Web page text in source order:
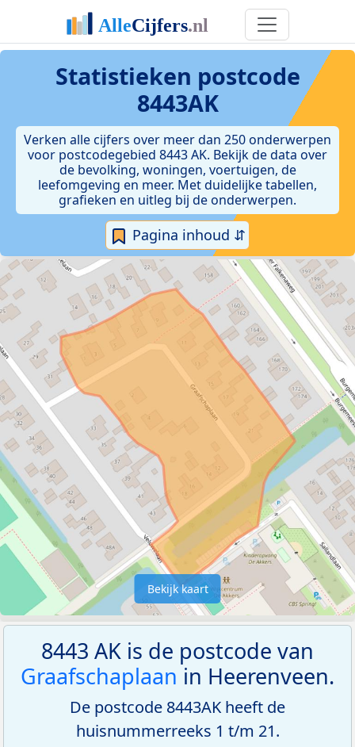
Statistieken postcode
8443AK
Verken alle cijfers over meer dan 250 onderwerpen
voor postcodegebied 8443 AK. Bekijk de data over
de bevolking, woningen, voertuigen, de
leefomgeving en meer. Met duidelijke tabellen,
grafieken en uitleg bij de onderwerpen.
Pagina inhoud ⇵
Bekijk kaart
8443 AK is de postcode van
Graafschaplaan in Heerenveen.
De postcode 8443AK heeft de
huisnummerreeks 1 t/m 21.